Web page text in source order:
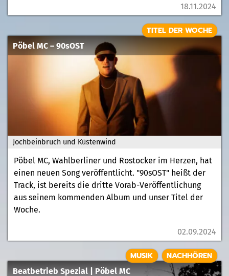
18.11.2024
Jochbeinbruch und Küstenwind
Pöbel MC – 90sOST
TITEL DER WOCHE
Pöbel MC, Wahlberliner und Rostocker im Herzen, hat
einen neuen Song veröffentlicht. "90sOST" heißt der
Track, ist bereits die dritte Vorab-Veröffentlichung
aus seinem kommenden Album und unser Titel der
Woche.
02.09.2024
Beatbetrieb Spezial | Pöbel MC
MUSIK NACHHÖREN